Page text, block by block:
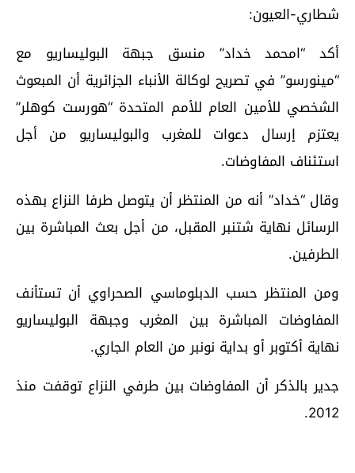
شطاري-العيون:
أكد “امحمد خداد” منسق جبهة البوليساريو مع
“مينورسو” في تصريح لوكالة الأنباء الجزائرية أن المبعوث
الشخصي للأمين العام للأمم المتحدة “هورست كوهلر”
يعتزم إرسال دعوات للمغرب والبوليساريو من أجل
استئناف المفاوضات.
وقال “خداد” أنه من المنتظر أن يتوصل طرفا النزاع بهذه
الرسائل نهاية شتنبر المقبل، من أجل بعث المباشرة بين
الطرفين.
ومن المنتظر حسب الدبلوماسي الصحراوي أن تستأنف
المفاوضات المباشرة بين المغرب وجبهة البوليساريو
نهاية أكتوبر أو بداية نونبر من العام الجاري.
جدير بالذكر أن المفاوضات بين طرفي النزاع توقفت منذ
2012.